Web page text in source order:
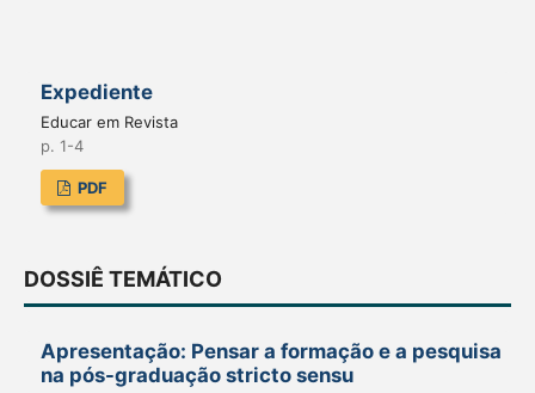
Expediente
Educar em Revista
p. 1-4
PDF
DOSSIÊ TEMÁTICO
Apresentação: Pensar a formação e a pesquisa
na pós-graduação stricto sensu